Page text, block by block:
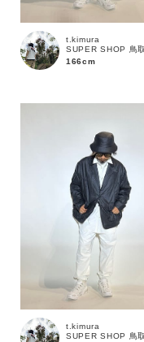
こ
t.kimura
SUPER SHOP 鳥
166cm
t.kimura
SUPER SHOP 鳥